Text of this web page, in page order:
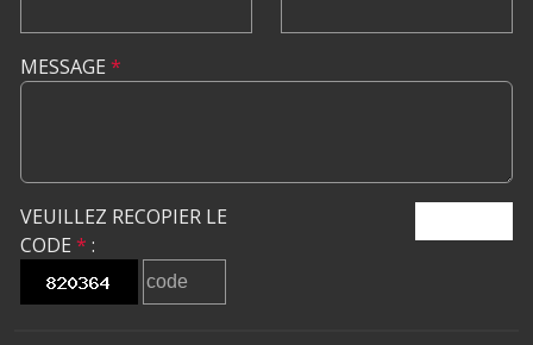
MESSAGE *
VEUILLEZ RECOPIER LE
CODE * :